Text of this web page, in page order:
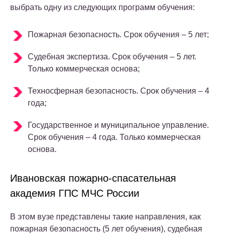
выбрать одну из следующих программ обучения:
Пожарная безопасность. Срок обучения – 5 лет;
Судебная экспертиза. Срок обучения – 5 лет.
Только коммерческая основа;
Техносферная безопасность. Срок обучения – 4
года;
Государственное и муниципальное управление.
Срок обучения – 4 года. Только коммерческая
основа.
Ивановская пожарно-спасательная
академия ГПС МЧС России
В этом вузе представлены такие направления, как
пожарная безопасность (5 лет обучения), судебная